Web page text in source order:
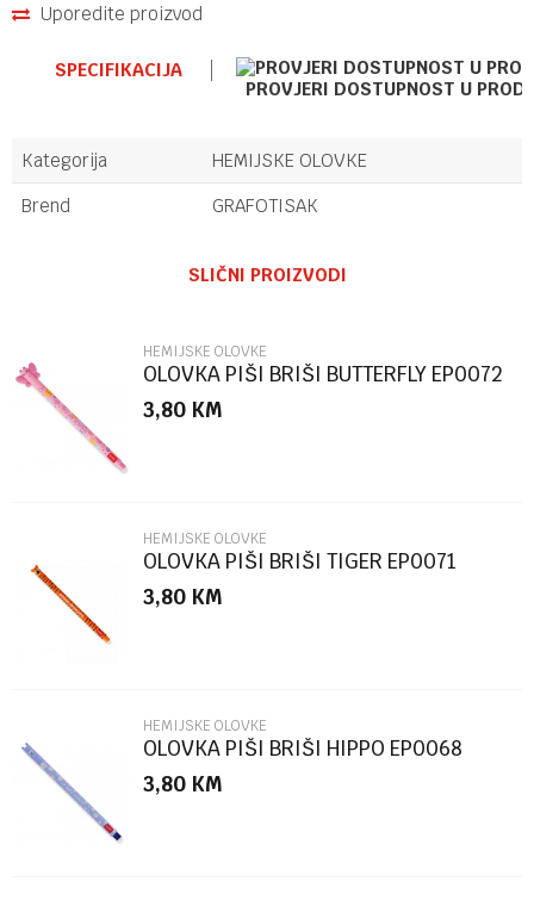
Uporedite proizvod
SPECIFIKACIJA
PROVJERI DOSTUPNOST U
Kategorija
HEMIJSKE OLOVKE
Brend
GRAFOTISAK
Poruka
POŠALJI
SLIČNI PROIZVODI
HEMIJSKE OLOVKE
OLOVKA PIŠI BRIŠI BUTTERFLY EP0072
3,80 KM
HEMIJSKE OLOVKE
OLOVKA PIŠI BRIŠI TIGER EP0071
3,80 KM
HEMIJSKE OLOVKE
OLOVKA PIŠI BRIŠI HIPPO EP0068
3,80 KM